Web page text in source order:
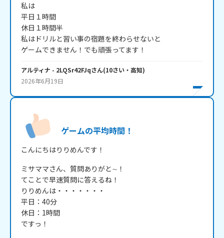
私は
平日１時間
休日１時間半
私はドリルと習い事の宿題を終わらせないと
ゲームできません！でも頑張ってます！
アルティナ - 2LQSr42FJqさん(10さい・ 高知)
2026年6月19日
ゲームの平均時間！
こんにちはりりめんです！
ミサママさん、質問ありがと∼！
てことで早速質問に答えるね！
りりめんは・・・・・・・
平日：40分
休日：1時間
ですっ！